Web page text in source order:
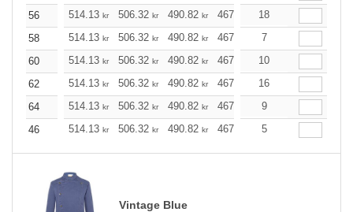
56
514.13 kr 506.32 kr 490.82 kr 467.41 443.99
18
58
514.13 kr 506.32 kr 490.82 kr 467.41
7
60
514.13 kr 506.32 kr 490.82 kr 467.41 443.99
10
62
514.13 kr 506.32 kr 490.82 kr 467.41 443.99
16
64
514.13 kr 506.32 kr 490.82 kr 467.41
9
46
514.13 kr 506.32 kr 490.82 kr 467.41 5
Vintage Blue